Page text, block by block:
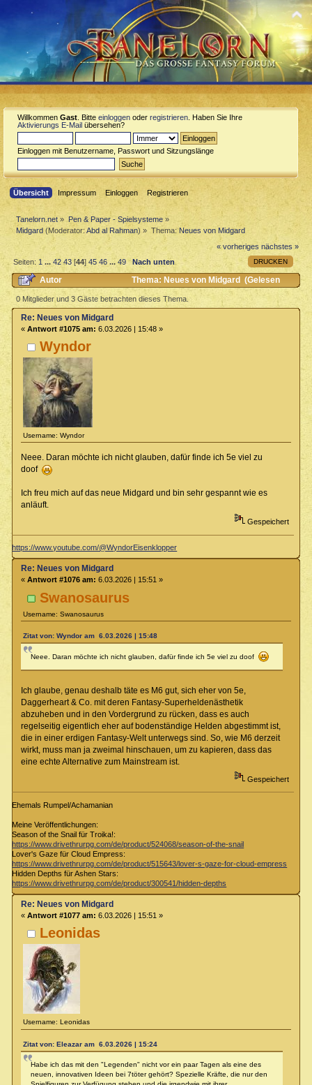
Willkommen Gast . Bitte einloggen oder registrieren . Haben Sie Ihre
Aktivierungs E-Mail übersehen?
Einloggen mit Benutzername, Passwort und Sitzungslänge
Übersicht Impressum Einloggen Registrieren
Tanelorn.net » Pen & Paper - Spielsysteme»
Midgard (Moderator:Abd al Rahman) » Thema:Neues von Midgard
« vorheriges nächstes »
DRUCKEN
Seiten:1 ...42 43[44]45 46 ...49 Nach unten
Autor
Thema: Neues von Midgard (Gelesen
246646 mal)
0 Mitglieder und 3 Gäste betrachten dieses Thema.
Wyndor
Username: Wyndor
Re: Neues von Midgard
« Antwort #1075 am: 6.03.2026 | 15:48 »
Neee. Daran möchte ich nicht glauben, dafür finde ich 5e viel zu
doof
Ich freu mich auf das neue Midgard und bin sehr gespannt wie es
anläuft.
Gespeichert
https://www.youtube.com/@WyndorEisenklopper
Swanosaurus
Username: Swanosaurus
Re: Neues von Midgard
« Antwort #1076 am: 6.03.2026 | 15:51 »
Zitat von: Wyndor am 6.03.2026 | 15:48
Neee. Daran möchte ich nicht glauben, dafür finde ich 5e viel zu doof
Ich glaube, genau deshalb täte es M6 gut, sich eher von 5e,
Daggerheart & Co. mit deren Fantasy-Superheldenästhetik
abzuheben und in den Vordergrund zu rücken, dass es auch
regelseitig eigentlich eher auf bodenständige Helden abgestimmt ist,
die in einer erdigen Fantasy-Welt unterwegs sind. So, wie M6 derzeit
wirkt, muss man ja zweimal hinschauen, um zu kapieren, dass das
eine echte Alternative zum Mainstream ist.
Gespeichert
Ehemals Rumpel/Achamanian
Meine Veröffentlichungen:
Season of the Snail für Troika!:
https://www.drivethrurpg.com/de/product/524068/season-of-the-snail
Lover's Gaze für Cloud Empress:
https://www.drivethrurpg.com/de/product/515643/lover-s-gaze-for-cloud-empress
Hidden Depths für Ashen Stars:
https://www.drivethrurpg.com/de/product/300541/hidden-depths
Leonidas
Username: Leonidas
Re: Neues von Midgard
« Antwort #1077 am: 6.03.2026 | 15:51 »
Zitat von: Eleazar am 6.03.2026 | 15:24
Habe ich das mit den "Legenden" nicht vor ein paar Tagen als eine des
neuen, innovativen Ideen bei 7töter gehört? Spezielle Kräfte, die nur den